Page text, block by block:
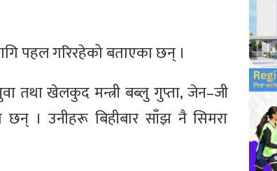
पहल गरिरहेको बताएका छन् ।
तथा खेलकुद मन्त्री बब्लु गुप्ता, जेन–जी
। उनीहरू बिहीबार साँझ नै सिमरा